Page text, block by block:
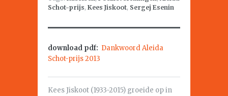
Schot-prijs, Kees Jiskoot, Sergej Esenin
download pdf: Dankwoord Aleida
Schot-prijs 2013
Kees Jiskoot (1933-2015) groeide op in